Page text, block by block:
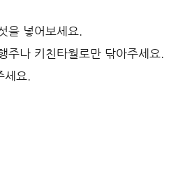
을 넣어보세요.
주나 키친타월로만 닦아주세요.
세요.